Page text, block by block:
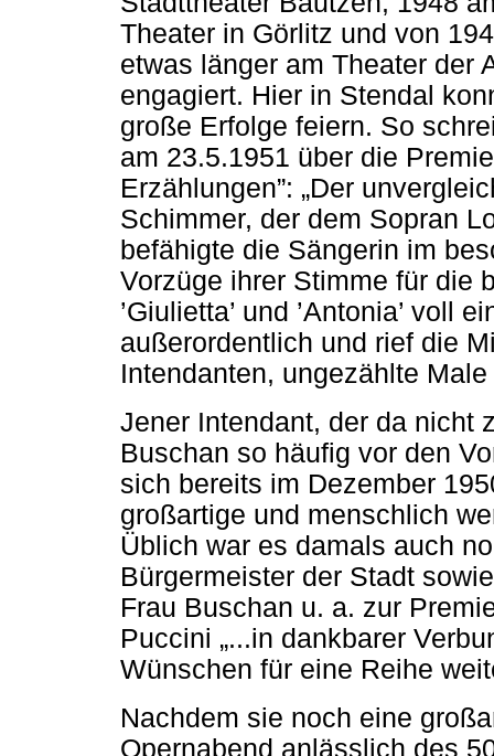
Theater in Görlitz und von
etwas länger am Theater der
engagiert. Hier in Stendal
große Erfolge feiern. So
am 23.5.1951 über die
Erzählungen”: „Der
Schimmer, der dem Sopran
befähigte die Sängerin im
Vorzüge ihrer Stimme für die
’Giulietta’ und ’Antonia’ voll
außerordentlich und rief die
Intendanten, ungezählte Male
Jener Intendant, der da nicht
Buschan so häufig vor den
sich bereits im Dezember
großartige und menschlich
Üblich war es damals auch
Bürgermeister der Stadt
Frau Buschan u. a. zur
Puccini „...in dankbarer
Wünschen für eine Reihe
Nachdem sie noch eine
Opernabend anlässlich des